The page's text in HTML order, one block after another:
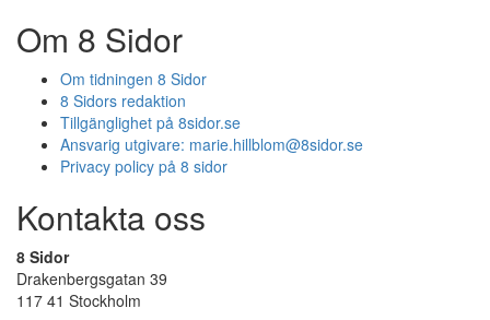
Om 8 Sidor
Om tidningen 8 Sidor
8 Sidors redaktion
Tillgänglighet på 8sidor.se
Ansvarig utgivare: marie.hillblom@8sidor.se
Privacy policy på 8 sidor
Kontakta oss
8 Sidor
Drakenbergsgatan 39
117 41 Stockholm